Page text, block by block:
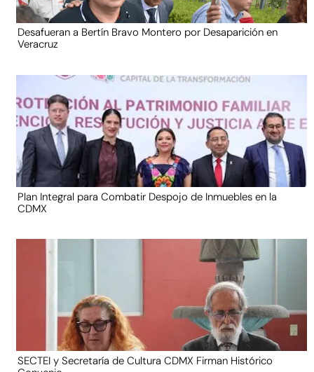
Desafueran a Bertín Bravo Montero por Desaparición en
Veracruz
Plan Integral para Combatir Despojo de Inmuebles en la
CDMX
SECTEI y Secretaría de Cultura CDMX Firman Histórico